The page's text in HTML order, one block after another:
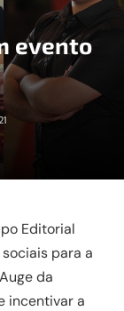
evento
Editorial
para a
da
incentivar a